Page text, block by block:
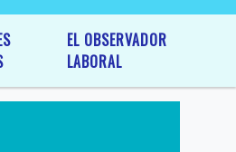
EL OBSERVADOR
LABORAL